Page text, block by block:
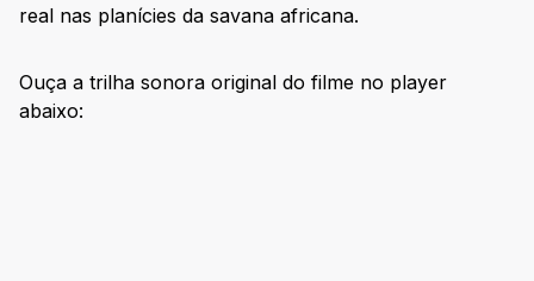
real nas planícies da savana africana.
Ouça a trilha sonora original do filme no player
abaixo: